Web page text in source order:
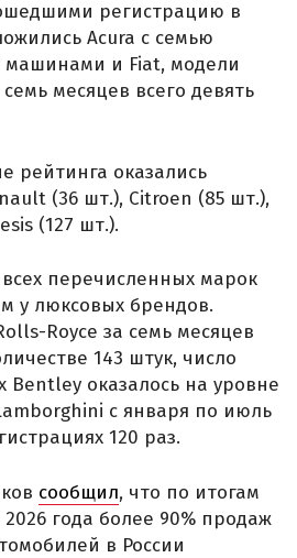
регистрацию в
Acura с семью
машинами и Fiat, модели
месяцев всего девять
рейтинга оказались
(36 шт.), Citroen (85 шт.),
(127 шт.).
перечисленных марок
у люксовых брендов.
Royce за семь месяцев
143 штук, число
Bentley оказалось на уровне
с января по июль
120 раз.
сообщил, что по итогам
года более 90% продаж
в России